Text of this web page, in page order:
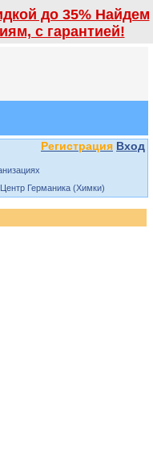
до 35% Найдем
с гарантией!
Регистрация Вход
Германика (Химки)